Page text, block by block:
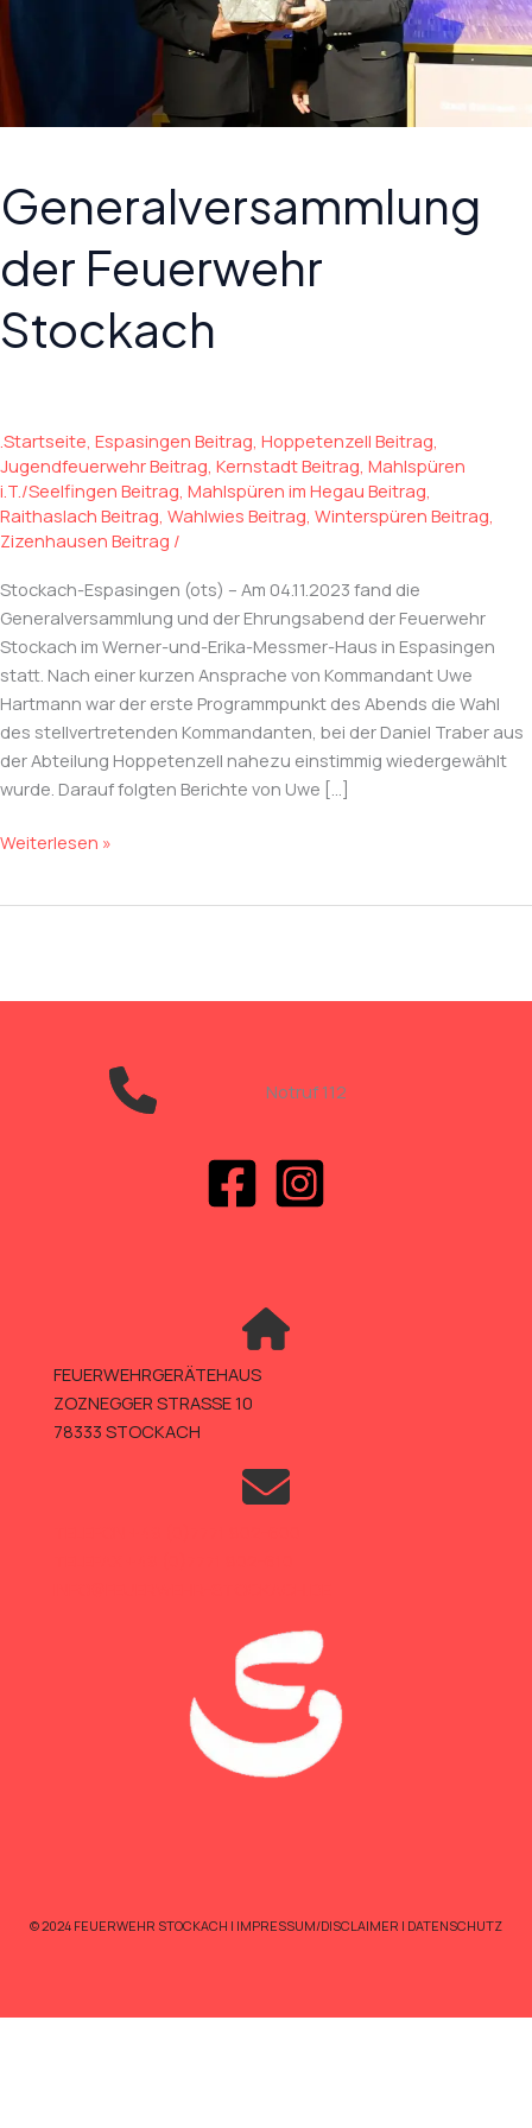
Generalversammlung
der Feuerwehr
Stockach
.Startseite, Espasingen Beitrag, Hoppetenzell Beitrag,
Jugendfeuerwehr Beitrag, Kernstadt Beitrag, Mahlspüren
i.T./Seelfingen Beitrag, Mahlspüren im Hegau Beitrag,
Raithaslach Beitrag, Wahlwies Beitrag, Winterspüren Beitrag,
Zizenhausen Beitrag /
Stockach-Espasingen (ots) – Am 04.11.2023 fand die
Generalversammlung und der Ehrungsabend der Feuerwehr
Stockach im Werner-und-Erika-Messmer-Haus in Espasingen
statt. Nach einer kurzen Ansprache von Kommandant Uwe
Hartmann war der erste Programmpunkt des Abends die Wahl
des stellvertretenden Kommandanten, bei der Daniel Traber aus
der Abteilung Hoppetenzell nahezu einstimmig wiedergewählt
wurde. Darauf folgten Berichte von Uwe […]
Generalversammlung
Weiterlesen »
Notruf 112
FEUERWEHRGERÄTEHAUS
ZOZNEGGER STRASSE 10
78333 STOCKACH
© 2024 FEUERWEHR STOCKACH | IMPRESSUM/DISCLAIMER | DATENSCHUTZ